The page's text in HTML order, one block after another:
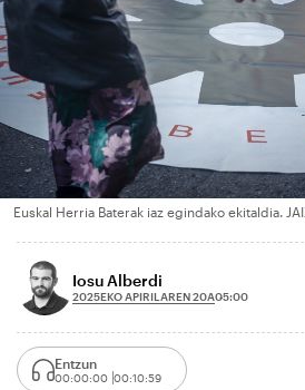
Euskal Herria Baterak iaz egindako ekitaldia.
Iosu Alberdi
2025EKO APIRILAREN 20A05:00
Entzun
00:00:00 00:10:59